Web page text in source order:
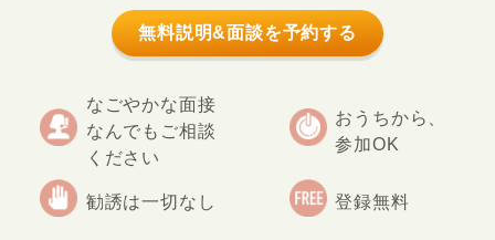
無料説明&面談を予約する
なごやかな面接
なんでもご相談
ください
おうちから、
参加OK
勧誘は一切なし 登録無料